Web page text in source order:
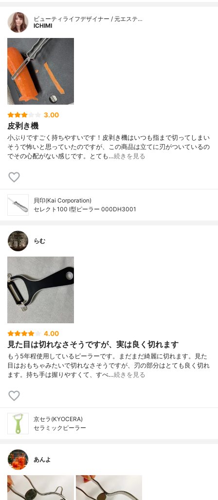
ビューティライフデザイナー / 元エステ…
ICHIMI
3.00
皮剥き機
小ぶりですごく持ちやすいです！皮剥き機はいつも指まで切ってしまい
そうで怖いと思っていたのですが、この商品は立てに刃がついているの
でその心配がない感じです。とても…続きを見る
貝印(Kai Corporation)
セレクト100 I型ピーラー 000DH3001
らむ
4.00
見た目は切れなさそうですが、実は良く切れます
もう5年程使用しているピーラーです。まだまだ綺麗に切れます。見た
目はおもちゃみたいで切れなさそうですが、刃の部分はとても良く切れ
ます。持ち手は握りやすくて、すべ…続きを見る
京セラ(KYOCERA)
セラミックピーラー
あんよ